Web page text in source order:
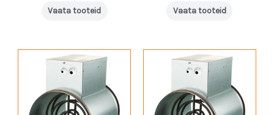
Vaata tooteid Vaata tooteid